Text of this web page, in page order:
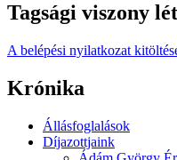
Tagsági viszony
A belépési nyilatkozat
Krónika
Állásfoglalások
Díjazottjaink